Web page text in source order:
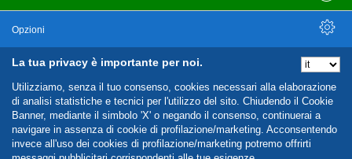
La tua privacy è importante per noi.
Utilizziamo, senza il tuo consenso, cookies necessari alla elaborazione
di analisi statistiche e tecnici per l'utilizzo del sito. Chiudendo il Cookie
Banner, mediante il simbolo 'X' o negando il consenso, continuerai a
navigare in assenza di cookie di profilazione/marketing. Acconsentendo
invece all'uso dei cookies di profilazione/marketing potremo offrirti
Opzioni
Nascondi Opzioni